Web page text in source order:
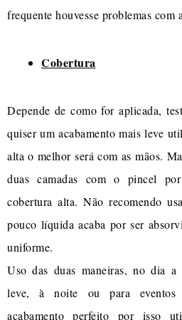
frequente houvesse problemas com
Cobertura
Depende de como for aplicada,
quiser um acabamento mais leve
alta o melhor será com as mãos.
duas camadas com o pincel
cobertura alta. Não recomendo
pouco líquida acaba por ser
uniforme.
Uso das duas maneiras, no dia
leve, à noite ou para eventos
acabamento perfeito por isso